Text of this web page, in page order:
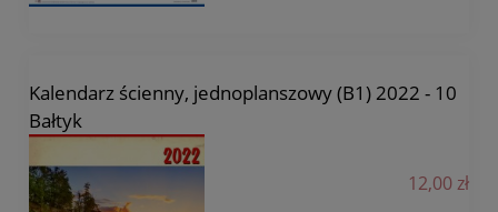
Kalendarz ścienny, jednoplanszowy (B1) 2022 - 10
Bałtyk
12,00 zł